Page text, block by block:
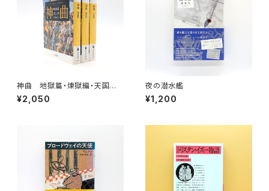
神曲 地獄篇・煉獄編・天国篇
（河出文庫）
¥2,050
夜の潜水艦
¥1,200